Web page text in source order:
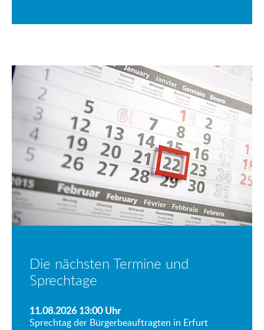
Die nächsten Termine und
Sprechtage
11.08.2026 13:00Uhr
Sprechtag der Bürgerbeauftragten in Erfurt